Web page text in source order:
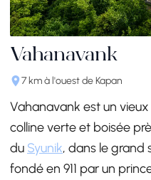
Vahanavank
7 km à l'ouest de Kapan
Vahanavank est un
colline verte et boisée
du Syunik, dans le grand
fondé en 911 par un